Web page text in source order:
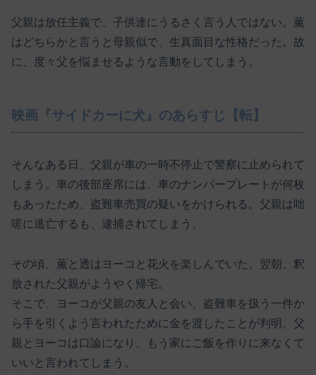
父親は放任主義で、子供達にうるさく言う人ではない。薫
はどちらかと言うと母親似で、生真面目な性格だった。故
に、度々父を悩ませるような言動をしてしまう。
映画『サイドカーに犬』のあらすじ【転】
そんなある日、父親が車の一時不停止で警察に止められて
しまう。車の後部座席には、車のナンバープレートが何枚
もあったため、盗難車売買の疑いをかけられる。父親は咄
嗟に逃亡するも、逮捕されてしまう。
その頃、薫と透はヨーコと花火を楽しんでいた。翌朝、釈
放された父親がようやく帰宅。
そこで、ヨーコが父親の友人と会い、盗難車を扱う一件か
ら手を引くよう言われたために金を渡したことが判明。父
親とヨーコは口論になり、もう家にご飯を作りに来なくて
いいと言われてしまう。